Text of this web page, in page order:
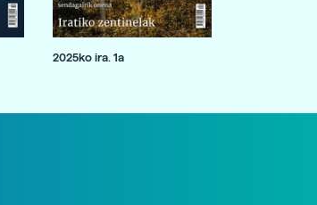
2025ko ira. 1a